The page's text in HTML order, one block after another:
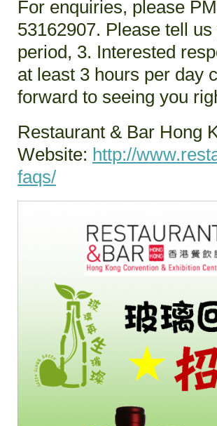
For enquiries, please
53162907. Please tell
period, 3. Interested
at least 3 hours per day
forward to seeing you
Restaurant & Bar Hong
Website: http://
faqs/